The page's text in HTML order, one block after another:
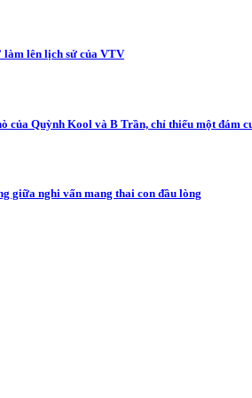
làm lên lịch sử của VTV
của Quỳnh Kool và B Trần, chỉ thiếu một đám
giữa nghi vấn mang thai con đầu lòng